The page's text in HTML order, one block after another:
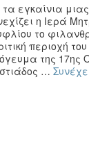
εγκαίνια
η Ιερά
το
περιοχή
της 17ης
…